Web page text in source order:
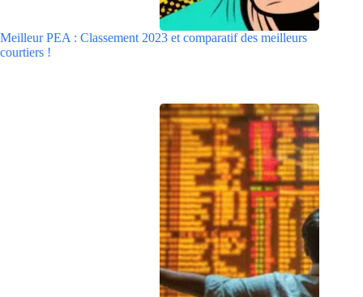
Meilleur PEA : Classement 2023 et comparatif des meilleurs
courtiers !